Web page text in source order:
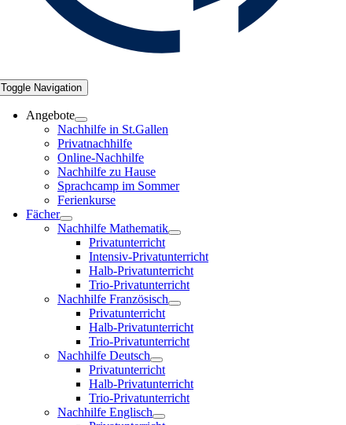
Toggle Navigation
Angebote
Nachhilfe in St.Gallen
Privatnachhilfe
Online-Nachhilfe
Nachhilfe zu Hause
Sprachcamp im Sommer
Ferienkurse
Fächer
Nachhilfe Mathematik
Privatunterricht
Intensiv-Privatunterricht
Halb-Privatunterricht
Trio-Privatunterricht
Nachhilfe Französisch
Privatunterricht
Halb-Privatunterricht
Trio-Privatunterricht
Nachhilfe Deutsch
Privatunterricht
Halb-Privatunterricht
Trio-Privatunterricht
Nachhilfe Englisch